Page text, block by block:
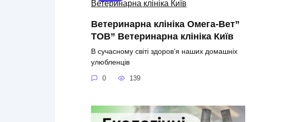
Ветеринарна клініка Омега-Вет”
ТОВ” Ветеринарна клініка Київ
В сучасному світі здоров’я наших домашніх
улюбленців
0 139